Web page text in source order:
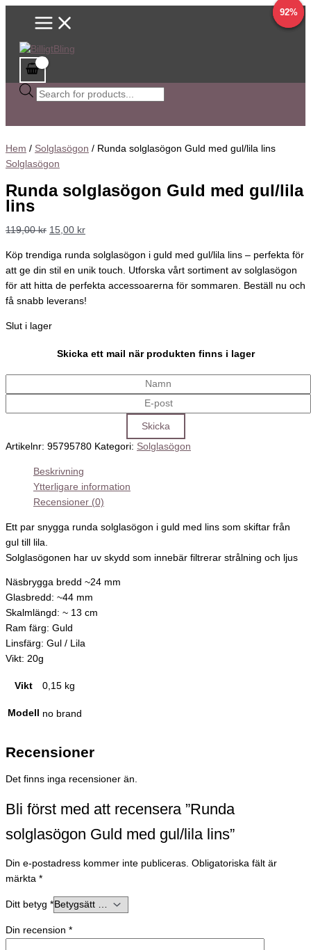
HoppaMain
Sök
efter
Hem / Solglasögon / Runda solglasögon Guld med gul/lila lins
Solglasögon
Runda solglasögon Guld med gul/lila
lins
119,00kr
Det
ursprungliga
var:
15,00 kr
Det
Köp trendiga runda solglasögon i guld med gul/lila lins – perfekta för
att ge din stil en unik touch. Utforska vårt sortiment av solglasögon
för att hitta de perfekta accessoarerna för sommaren. Beställ nu och
få snabb leverans!
Slut i lager
Skicka ett mail när produkten finns i lager
Artikelnr: 95795780 Kategori: Solglasögon
Beskrivning
Ytterligare information
Recensioner (0)
Ett par snygga runda solglasögon i guld med lins som skiftar från
gul till lila.
Solglasögonen har uv skydd som innebär filtrerar strålning och ljus
Näsbrygga bredd ~24 mm
Glasbredd: ~44 mm
Skalmlängd: ~ 13 cm
Ram färg: Guld
Linsfärg: Gul / Lila
Vikt: 20g
Vikt 0,15 kg
Modell no brand
Recensioner
Det finns inga recensioner än.
Bli först med att recensera ”Runda
solglasögon Guld med gul/lila lins”
Din e-postadress kommer inte publiceras. Obligatoriska fält är
märkta *
Ditt betyg *
Din recension *
92%
92%
92%
Det
Det